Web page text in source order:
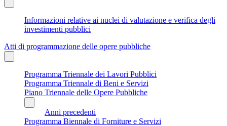
Informazioni relative ai nuclei di valutazione e verifica degli
investimenti pubblici
Atti di programmazione delle opere pubbliche
Programma Triennale dei Lavori Pubblici
Programma Triennale di Beni e Servizi
Piano Triennale delle Opere Pubbliche
Anni precedenti
Programma Biennale di Forniture e Servizi